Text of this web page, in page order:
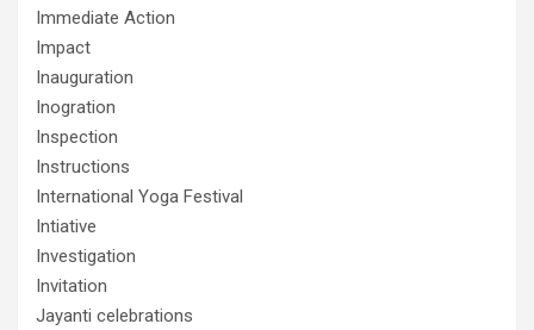
Immediate Action
Impact
Inauguration
Inogration
Inspection
Instructions
International Yoga Festival
Intiative
Investigation
Invitation
Jayanti celebrations